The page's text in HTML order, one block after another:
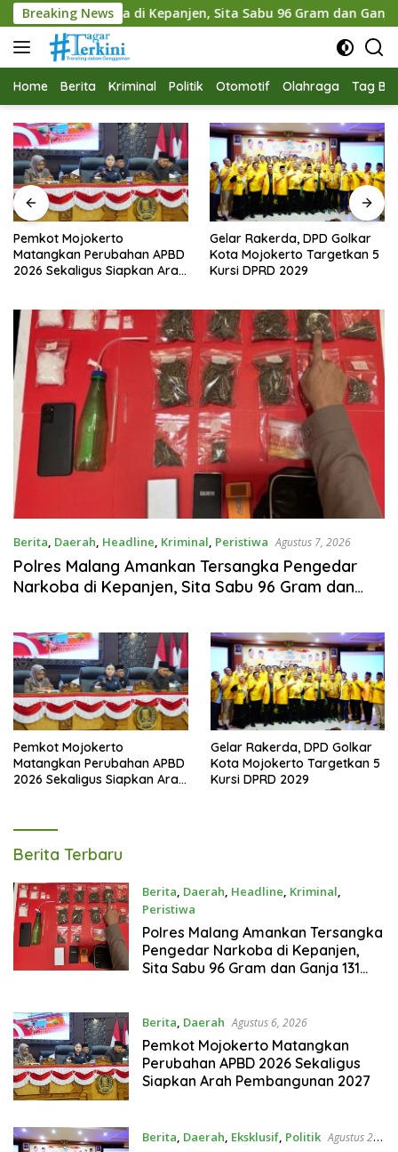
Langsung
ke
konten
Breaking NewsSita Sabu 96 Gram dan Ganja 131 Gram
Home Berita Kriminal Politik Otomotif Olahraga Tag
Pemkot Mojokerto
Matangkan Perubahan APBD
2026 Sekaligus Siapkan Arah
Gelar Rakerda, DPD Golkar
Kota Mojokerto Targetkan 5
Kursi DPRD 2029
Berita, Daerah, Headline, Kriminal, Peristiwa Agustus 7, 2026
Polres Malang Amankan Tersangka Pengedar
Narkoba di Kepanjen, Sita Sabu 96 Gram dan
Pemkot Mojokerto
Matangkan Perubahan APBD
2026 Sekaligus Siapkan Arah
Gelar Rakerda, DPD Golkar
Kota Mojokerto Targetkan 5
Kursi DPRD 2029
Tagarterkini
Berita Terbaru
Berita, Daerah, Headline, Kriminal,
Peristiwa
Agustus 7, 2026
Polres Malang Amankan Tersangka
Pengedar Narkoba di Kepanjen,
Sita Sabu 96 Gram dan Ganja 131
Berita, Daerah Agustus 6, 2026
Pemkot Mojokerto Matangkan
Perubahan APBD 2026 Sekaligus
Siapkan Arah Pembangunan 2027
Berita, Daerah, Eksklusif, Politik Agustus 2,